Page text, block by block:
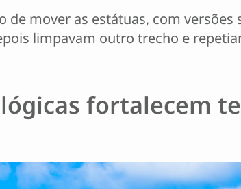
mover as estátuas, com versões
limpavam outro trecho e
fortalecem